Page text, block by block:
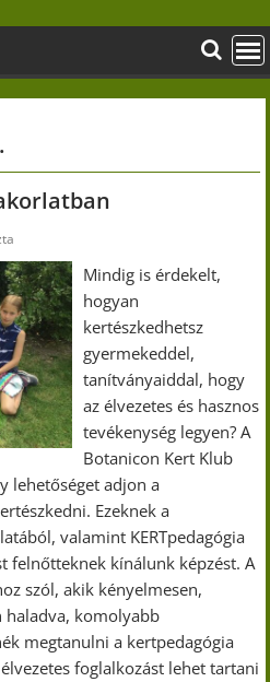
Mindig is érdekelt,
hogyan
kertészkedhetsz
gyermekeddel,
tanítványaiddal, hogy
az élvezetes és hasznos
tevékenység legyen? A
Botanicon Kert Klub
lehetőséget adjon a
Ezeknek a
valamint KERTpedagógia
felnőtteknek kínálunk képzést. A
szól, akik kényelmesen,
komolyabb
megtanulni a kertpedagógia
foglalkozást lehet tartani